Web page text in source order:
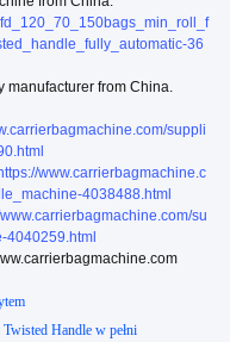
36
manufacturer from China.
suppli
https://www.carrierbagmachine.c
4038488.html
www.carrierbagmachine.com/su
Handle w pełni